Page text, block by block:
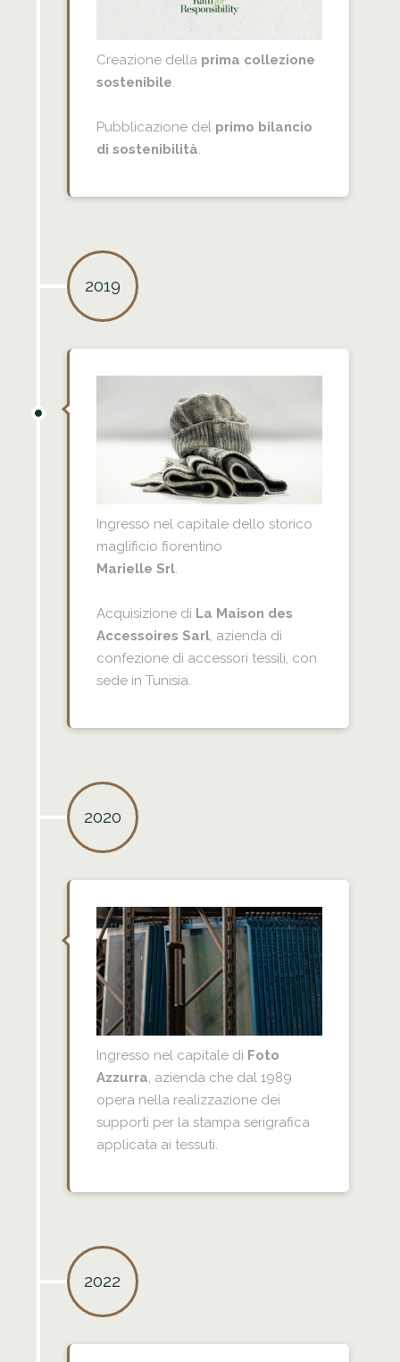
Creazione della prima collezione
sostenibile.
Pubblicazione del primo bilancio
di sostenibilità.
2019
Ingresso nel capitale dello storico
maglificio fiorentino
Marielle Srl.
Acquisizione di La Maison des
Accessoires Sarl, azienda di
confezione di accessori tessili, con
sede in Tunisia.
2020
Ingresso nel capitale di Foto
Azzurra, azienda che dal 1989
opera nella realizzazione dei
supporti per la stampa serigrafica
applicata ai tessuti.
2022